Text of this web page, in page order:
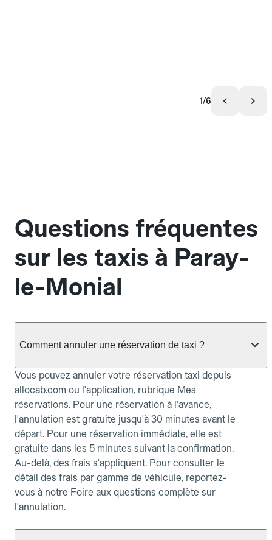
1/6
Questions fréquentes
sur les taxis à Paray-
le-Monial
Comment annuler une réservation de taxi ?
Vous pouvez annuler votre réservation taxi depuis
allocab.com ou l'application, rubrique Mes
réservations. Pour une réservation à l'avance,
l'annulation est gratuite jusqu'à 30 minutes avant le
départ. Pour une réservation immédiate, elle est
gratuite dans les 5 minutes suivant la confirmation.
Au-delà, des frais s'appliquent. Pour consulter le
détail des frais par gamme de véhicule, reportez-
vous à notre Foire aux questions complète sur
l'annulation.